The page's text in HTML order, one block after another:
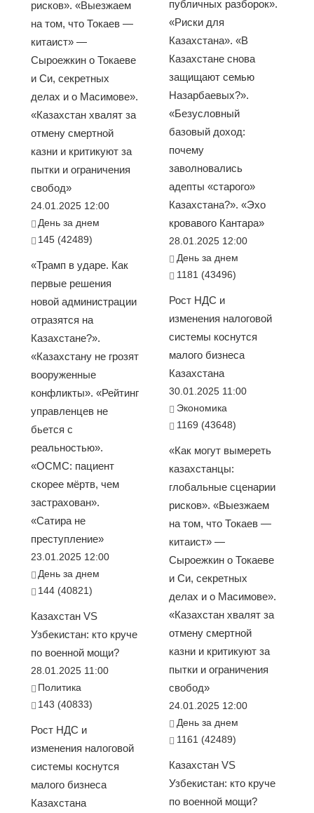
рисков». «Выезжаем
на том, что Токаев —
китаист» —
Сыроежкин о Токаеве
и Си, секретных
делах и о Масимове».
«Казахстан хвалят за
отмену смертной
казни и критикуют за
пытки и ограничения
свобод»
24.01.2025 12:00
День за днем
145 (42489)
«Трамп в ударе. Как
первые решения
новой администрации
отразятся на
Казахстане?».
«Казахстану не грозят
вооруженные
конфликты». «Рейтинг
управленцев не
бьется с
реальностью».
«ОСМС: пациент
скорее мёртв, чем
застрахован».
«Сатира не
преступление»
23.01.2025 12:00
День за днем
144 (40821)
Казахстан VS
Узбекистан: кто круче
по военной мощи?
28.01.2025 11:00
Политика
143 (40833)
Рост НДС и
изменения налоговой
системы коснутся
малого бизнеса
Казахстана
публичных разборок».
«Риски для
Казахстана». «В
Казахстане снова
защищают семью
Назарбаевых?».
«Безусловный
базовый доход:
почему
заволновались
адепты «старого»
Казахстана?». «Эхо
кровавого Кантара»
28.01.2025 12:00
День за днем
1181 (43496)
Рост НДС и
изменения налоговой
системы коснутся
малого бизнеса
Казахстана
30.01.2025 11:00
Экономика
1169 (43648)
«Как могут вымереть
казахстанцы:
глобальные сценарии
рисков». «Выезжаем
на том, что Токаев —
китаист» —
Сыроежкин о Токаеве
и Си, секретных
делах и о Масимове».
«Казахстан хвалят за
отмену смертной
казни и критикуют за
пытки и ограничения
свобод»
24.01.2025 12:00
День за днем
1161 (42489)
Казахстан VS
Узбекистан: кто круче
по военной мощи?